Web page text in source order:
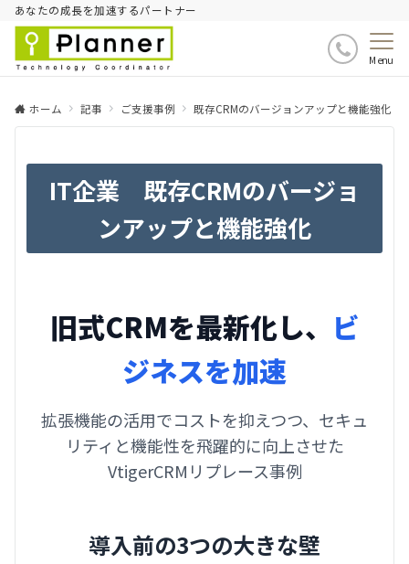
あなたの成長を加速するパートナー
Menu
ホーム 記事 ご支援事例 既存CRMのバージョンアップと機能強化
IT企業 既存CRMのバージョ
ンアップと機能強化
旧式CRMを最新化し、 ビ
ジネスを加速
拡張機能の活用でコストを抑えつつ、セキュ
リティと機能性を飛躍的に向上させた
VtigerCRMリプレース事例
導入前の3つの大きな壁